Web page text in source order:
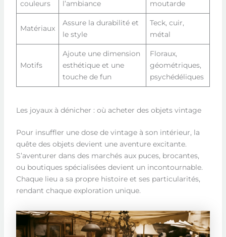
couleurs
l’ambiance
moutarde
Matériaux
Assure la durabilité et
le style
Teck, cuir,
métal
Motifs
Ajoute une dimension
esthétique et une
touche de fun
Floraux,
géométriques,
psychédéliques
Les joyaux à dénicher : où acheter des objets vintage
Pour insuffler une dose de vintage à son intérieur, la
quête des objets devient une aventure excitante.
S’aventurer dans des marchés aux puces, brocantes,
ou boutiques spécialisées devient un incontournable.
Chaque lieu a sa propre histoire et ses particularités,
rendant chaque exploration unique.